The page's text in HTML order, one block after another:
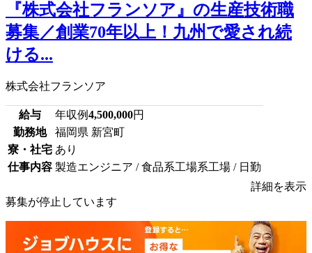
『株式会社フランソア』の生産技術職
募集／創業70年以上！九州で愛され続
ける...
株式会社フランソア
給与 年収例4,500,000円
勤務地
福岡県 新宮町
寮・社宅 あり
仕事内容 製造エンジニア / 食品系工場系工場 / 日勤
詳細を表示
募集が停止しています